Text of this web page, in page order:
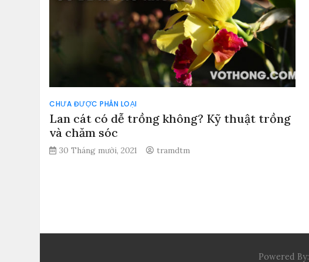
CHƯA ĐƯỢC PHÂN LOẠI
Lan cát có dễ trồng không? Kỹ thuật trồng
và chăm sóc
30 Tháng mười, 2021 tramdtm
Powered By: